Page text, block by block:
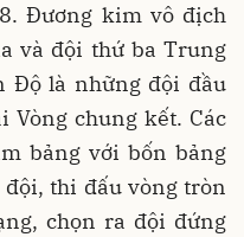
Đương kim vô địch
và đội thứ ba Trung
Độ là những đội đầu
Vòng chung kết. Các
bảng với bốn bảng
thi đấu vòng tròn
chọn ra đội đứng